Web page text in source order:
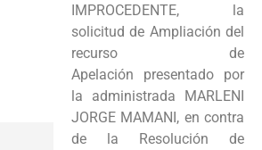
Programas
IMPROCEDENTE, la
solicitud de Ampliación del
recurso de
Apelación presentado por
la administrada MARLENI
JORGE MAMANI, en contra
de la Resolución de